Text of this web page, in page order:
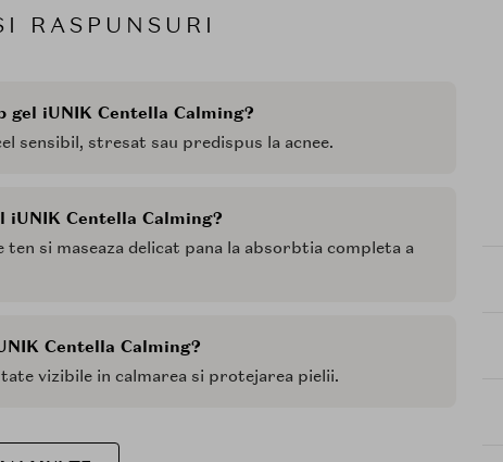
RASPUNSURI
iUNIK Centella Calming?
sensibil, stresat sau predispus la acnee.
iUNIK Centella Calming?
si maseaza delicat pana la absorbtia completa a
Centella Calming?
vizibile in calmarea si protejarea pielii.